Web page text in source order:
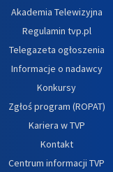
Akademia Telewizyjna
Regulamin tvp.pl
Telegazeta ogłoszenia
Informacje o nadawcy
Konkursy
Zgłoś program (ROPAT)
Kariera w TVP
Kontakt
Centrum informacji TVP